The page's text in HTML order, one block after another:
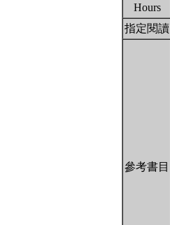
Hours
指定閱讀
參考書目